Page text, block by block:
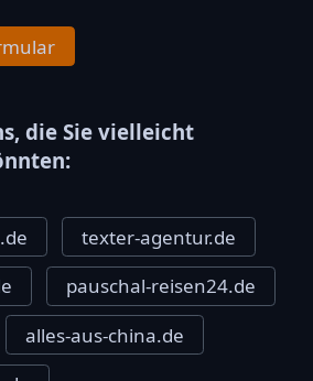
die Sie vielleicht
texter-agentur.de
pauschal-reisen24.de
alles-aus-china.de